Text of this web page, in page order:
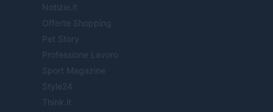
Notizie.it
Offerte Shopping
Pet Story
Professione Lavoro
Sport Magazine
Style24
Think.it